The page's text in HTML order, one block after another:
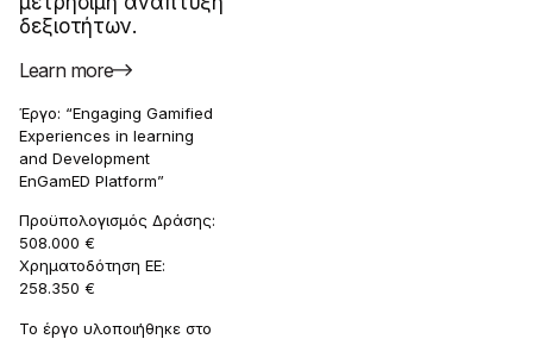
δεξιοτήτων.
Learn more
Έργο: “Engaging Gamified
Experiences in learning
and Development
EnGamED Platform”
Προϋπολογισμός Δράσης:
508.000 €
Χρηματοδότηση ΕΕ:
258.350 €
Το έργο υλοποιήθηκε στο